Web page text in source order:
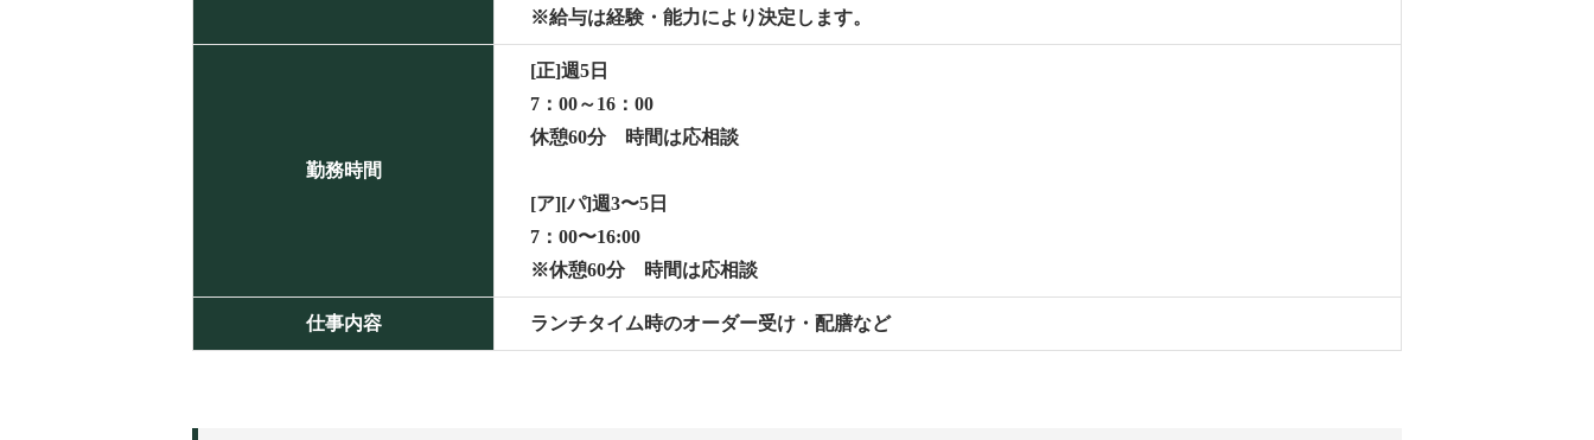
※給与は経験・能力により決定します。
勤務時間
[正]週5⽇
7：00～16：00
休憩60分 時間は応相談
[ア][パ]週3〜5⽇
7：00〜16:00
※休憩60分 時間は応相談
仕事内容 ランチタイム時のオーダー受け・配膳など